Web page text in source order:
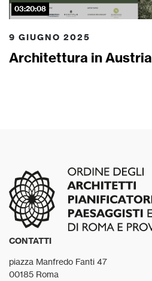
03:20:08
9 GIUGNO 2025
Architettura in Austria
CONTATTI
piazza Manfredo Fanti 47
00185 Roma